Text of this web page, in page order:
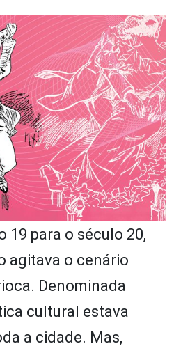
19 para o século 20,
agitava o cenário
Denominada
cultural estava
a cidade. Mas,